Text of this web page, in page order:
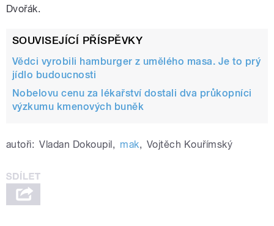
Dvořák.
SOUVISEJÍCÍ PŘÍSPĚVKY
Vědci vyrobili hamburger z umělého masa. Je to prý
jídlo budoucnosti
Nobelovu cenu za lékařství dostali dva průkopníci
výzkumu kmenových buněk
autoři: Vladan Dokoupil, mak, Vojtěch Kouřímský